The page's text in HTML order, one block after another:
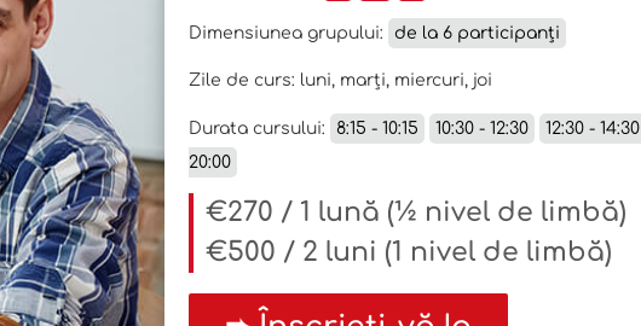
Dimensiunea grupului: de la 6 participanți
Zile de curs: luni, marți, miercuri, joi
Durata cursului: 8:15 - 10:15 10:30 - 12:30 12:30 - 14:30
20:00
€270 / 1 lună (½ nivel de limbă)
€500 / 2 luni (1 nivel de limbă)